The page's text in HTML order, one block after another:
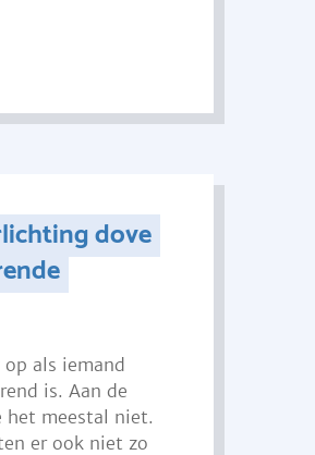
dove
als iemand
is. Aan de
het meestal niet.
er ook niet zo